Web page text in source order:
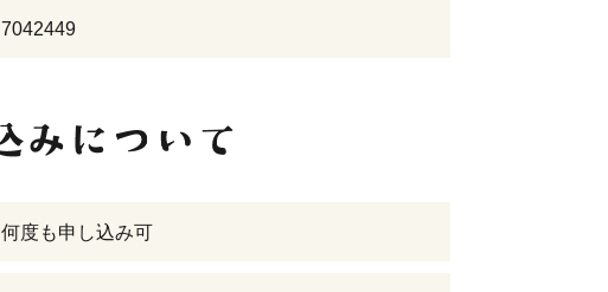
7042449
何度も申し込み可